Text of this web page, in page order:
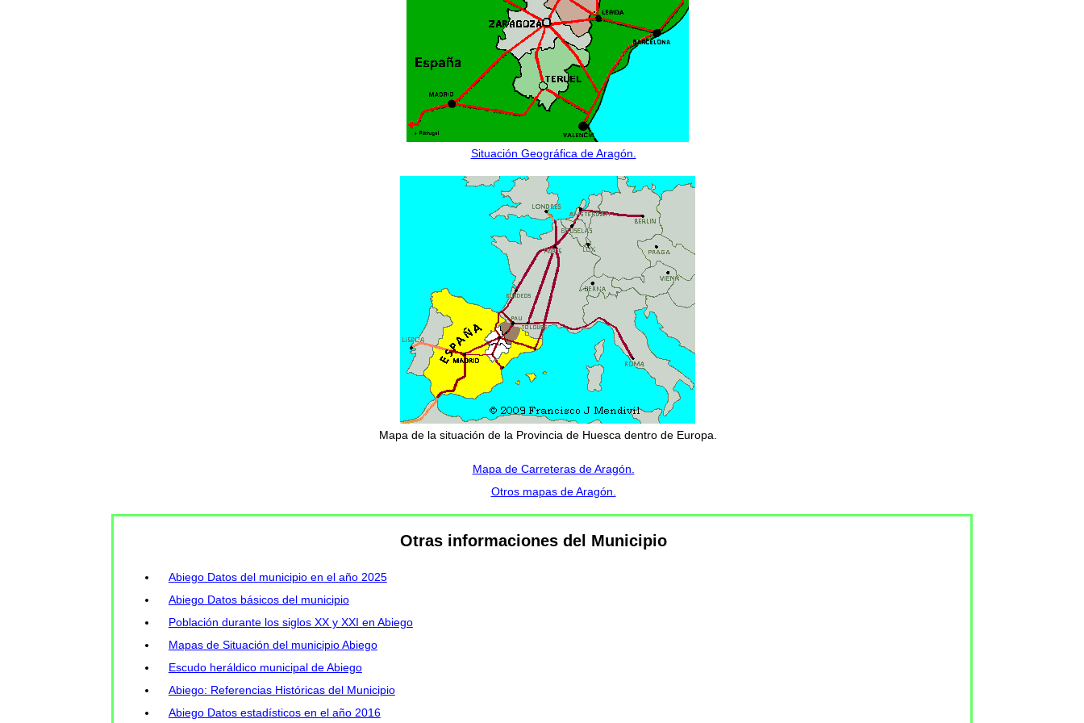
Situación Geográfica de Aragón.
Mapa de la situación de la Provincia de Huesca dentro de Europa.
Mapa de Carreteras de Aragón.
Otros mapas de Aragón.
Otras informaciones del Municipio
Abiego Datos del municipio en el año 2025
Abiego Datos básicos del municipio
Población durante los siglos XX y XXI en Abiego
Mapas de Situación del municipio Abiego
Escudo heráldico municipal de Abiego
Abiego: Referencias Históricas del Municipio
Abiego Datos estadísticos en el año 2016